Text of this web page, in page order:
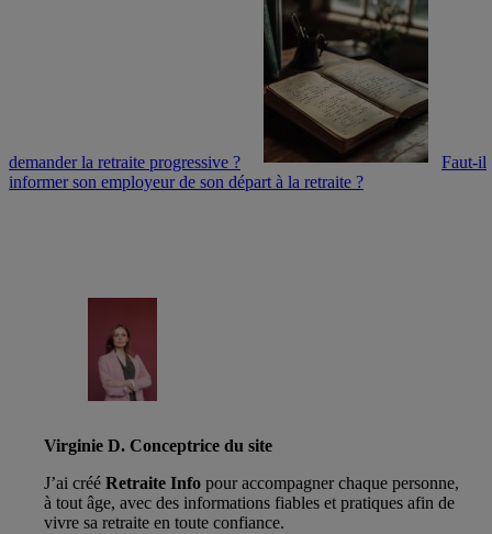
demander la retraite progressive ?
Faut-il
informer son employeur de son départ à la retraite ?
Virginie D. Conceptrice du site
J’ai créé Retraite Info pour accompagner chaque personne,
à tout âge, avec des informations fiables et pratiques afin de
vivre sa retraite en toute confiance.